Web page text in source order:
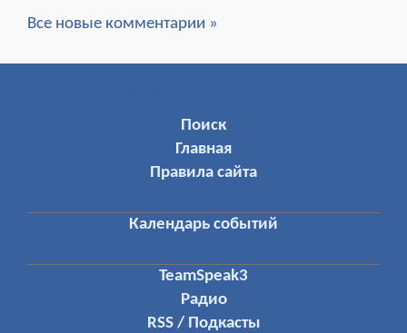
Все новые комментарии »
Поиск
Главная
Правила сайта
Календарь событий
TeamSpeak3
Радио
RSS / Подкасты